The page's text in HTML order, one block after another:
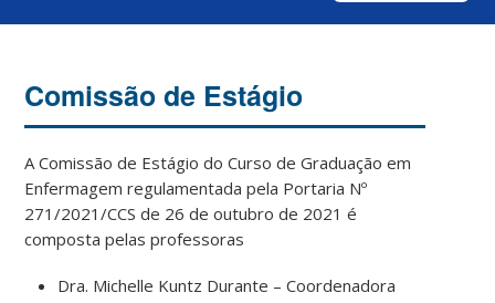
Comissão de Estágio
A Comissão de Estágio do Curso de Graduação em
Enfermagem regulamentada pela Portaria Nº
271/2021/CCS de 26 de outubro de 2021 é
composta pelas professoras
Dra. Michelle Kuntz Durante – Coordenadora